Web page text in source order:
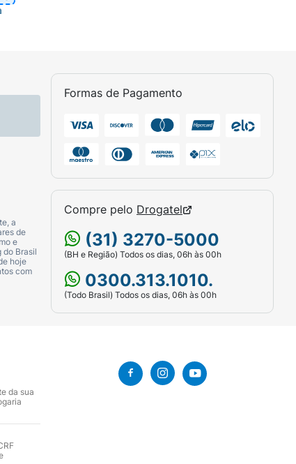
a
de
e
do Brasil
hoje
com
Formas de Pagamento
Compre pelo Drogatel
(31) 3270-5000
(BH e Região) Todos os dias, 06h às 00h
0300.313.1010.
(Todo Brasil) Todos os dias, 06h às 00h
da sua